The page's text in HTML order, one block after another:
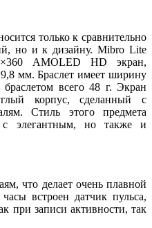
только к сравнительно
но и к дизайну. Mibro Lite
AMOLED HD экран,
мм. Браслет имеет ширину
всего 48 г. Экран
корпус, сделанный с
Стиль этого предмета
с элегантным, но также и
что делает очень плавной
встроен датчик пульса,
при записи активности, так